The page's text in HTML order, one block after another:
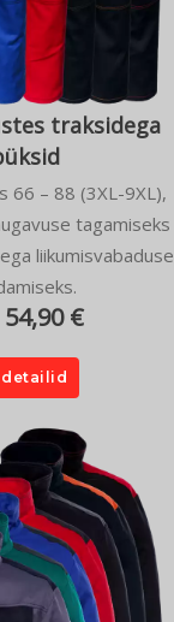
traksidega
66 – 88 (3XL-9XL),
tagamiseks
liikumisvabaduse
€